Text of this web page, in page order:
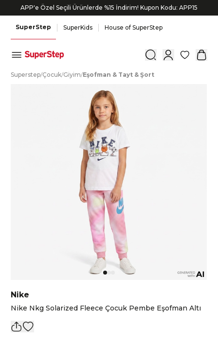
APP'e Özel Seçili Ürünlerde %15 İndirim! Kupon Kodu: APP15
SuperStep SuperKids House of SuperStep
0
Superstep/Çocuk/Giyim/Eşofman & Tayt & Şort
Nike
Nike Nkg Solarized Fleece Çocuk Pembe Eşofman Altı